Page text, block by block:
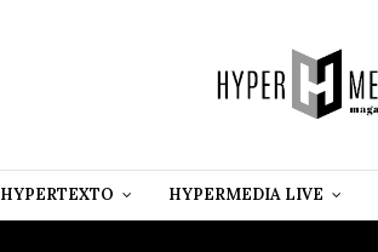
HYPERTEXTO HYPERMEDIA LIVE